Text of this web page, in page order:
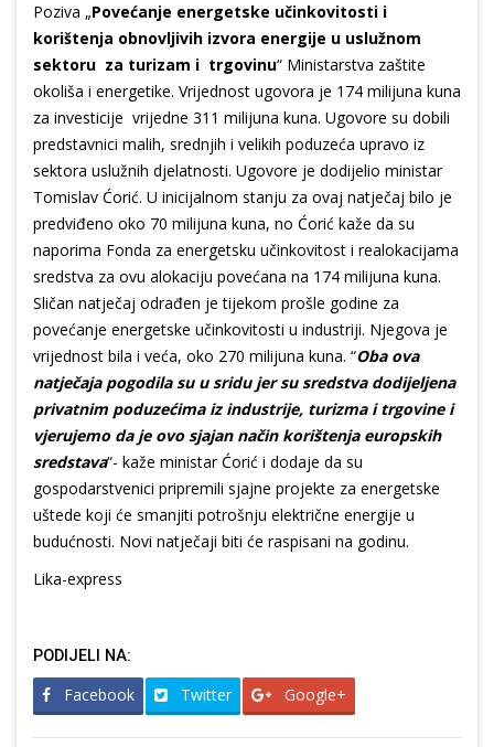
Poziva „Povećanje energetske učinkovitosti i
korištenja obnovljivih izvora energije u uslužnom
sektoru za turizam i trgovinu“ Ministarstva zaštite
okoliša i energetike. Vrijednost ugovora je 174 milijuna kuna
za investicije vrijedne 311 milijuna kuna. Ugovore su dobili
predstavnici malih, srednjih i velikih poduzeća upravo iz
sektora uslužnih djelatnosti. Ugovore je dodijelio ministar
Tomislav Ćorić. U inicijalnom stanju za ovaj natječaj bilo je
predviđeno oko 70 milijuna kuna, no Ćorić kaže da su
naporima Fonda za energetsku učinkovitost i realokacijama
sredstva za ovu alokaciju povećana na 174 milijuna kuna.
Sličan natječaj odrađen je tijekom prošle godine za
povećanje energetske učinkovitosti u industriji. Njegova je
vrijednost bila i veća, oko 270 milijuna kuna. “Oba ova
natječaja pogodila su u sridu jer su sredstva dodijeljena
privatnim poduzećima iz industrije, turizma i trgovine i
vjerujemo da je ovo sjajan način korištenja europskih
sredstava“- kaže ministar Ćorić i dodaje da su
gospodarstvenici pripremili sjajne projekte za energetske
uštede koji će smanjiti potrošnju električne energije u
budućnosti. Novi natječaji biti će raspisani na godinu.
Lika-express
PODIJELI NA:
Facebook Twitter Google+